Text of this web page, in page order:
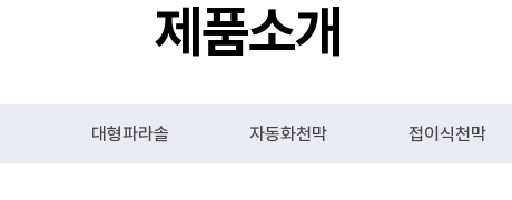
제품소개
대형파라솔 자동화천막 접이식천막